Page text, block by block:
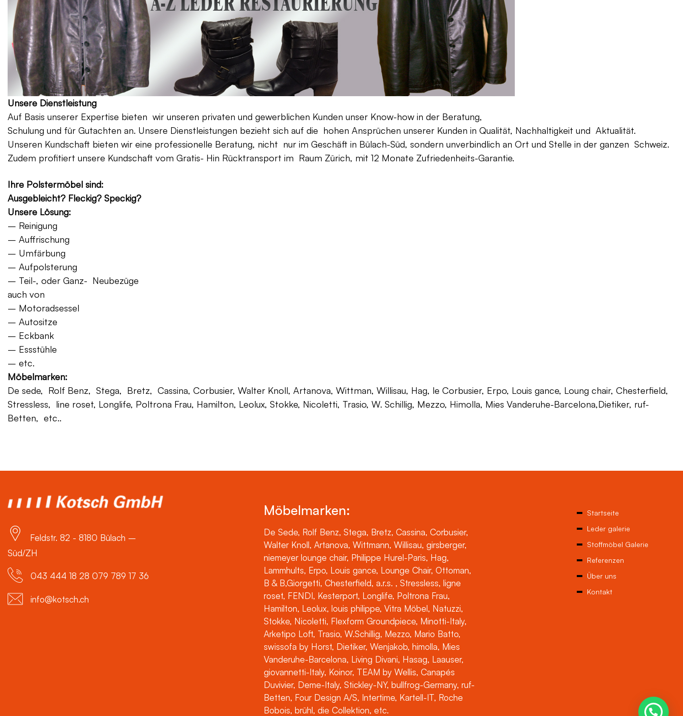
Unsere Dienstleistung
Auf Basis unserer Expertise bieten wir unseren privaten und gewerblichen Kunden unser Know-how in der Beratung,
Schulung und für Gutachten an. Unsere Dienstleistungen bezieht sich auf die hohen Ansprüchen unserer Kunden in Qualität, Nachhaltigkeit und Aktualität.
Unseren Kundschaft bieten wir eine professionelle Beratung, nicht nur im Geschäft in Bülach-Süd, sondern unverbindlich an Ort und Stelle in der ganzen Schweiz.
Zudem profitiert unsere Kundschaft vom Gratis- Hin Rücktransport im Raum Zürich, mit 12 Monate Zufriedenheits-Garantie.
Ihre Polstermöbel sind:
Ausgebleicht? Fleckig? Speckig?
Unsere Lösung:
– Reinigung
– Auffrischung
– Umfärbung
– Aufpolsterung
– Teil-, oder Ganz- Neubezüge
auch von
– Motoradsessel
– Autositze
– Eckbank
– Essstühle
– etc.
Möbelmarken:
De sede, Rolf Benz, Stega, Bretz, Cassina, Corbusier, Walter Knoll, Artanova, Wittman, Willisau, Hag, le Corbusier, Erpo, Louis gance, Loung chair, Chesterfield,
Stressless, line roset, Longlife, Poltrona Frau, Hamilton, Leolux, Stokke, Nicoletti, Trasio, W. Schillig, Mezzo, Himolla, Mies Vanderuhe-Barcelona,Dietiker, ruf-
Betten, etc..
Feldstr. 82 - 8180 Bülach –
Süd/ZH
043 444 18 28 079 789 17 36
info@kotsch.ch
Möbelmarken:
De Sede, Rolf Benz, Stega, Bretz, Cassina, Corbusier,
Walter Knoll, Artanova, Wittmann, Willisau, girsberger,
niemeyer lounge chair, Philippe Hurel-Paris, Hag,
Lammhults, Erpo, Louis gance, Lounge Chair, Ottoman,
B & B,Giorgetti, Chesterfield, a.r.s. , Stressless, ligne
roset, FENDI, Kesterport, Longlife, Poltrona Frau,
Hamilton, Leolux, louis philippe, Vitra Möbel, Natuzzi,
Stokke, Nicoletti, Flexform Groundpiece, Minotti-Italy,
Arketipo Loft, Trasio, W.Schillig, Mezzo, Mario Batto,
swissofa by Horst, Dietiker, Wenjakob, himolla, Mies
Vanderuhe-Barcelona, Living Divani, Hasag, Laauser,
giovannetti-Italy, Koinor, TEAM by Wellis, Canapés
Duvivier, Deme-Italy, Stickley-NY, bullfrog-Germany, ruf-
Betten, Four Design A/S, Intertime, Kartell-IT, Roche
Bobois, brühl, die Collektion, etc.
Startseite
Leder galerie
Stoffmöbel Galerie
Referenzen
Über uns
Kontakt